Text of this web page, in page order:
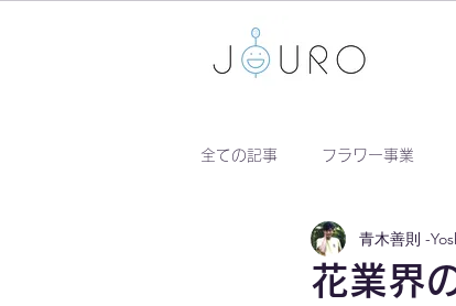
全ての記事 フラワー事業
花業界
青木善則 -